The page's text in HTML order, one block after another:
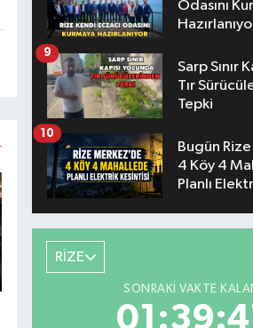
Odasını
Sarp Sınır
Tır
Tepki
9
Bugün
4 Köy 4
Planlı
10
RİZE
SONRAKI VAKTE